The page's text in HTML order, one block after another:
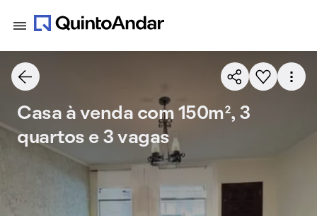
Casa à venda com 150m², 3
quartos e 3 vagas